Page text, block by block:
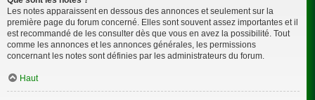
Les notes apparaissent en dessous des annonces et seulement sur la
première page du forum concerné. Elles sont souvent assez importantes et il
est recommandé de les consulter dès que vous en avez la possibilité. Tout
comme les annonces et les annonces générales, les permissions
concernant les notes sont définies par les administrateurs du forum.
Haut